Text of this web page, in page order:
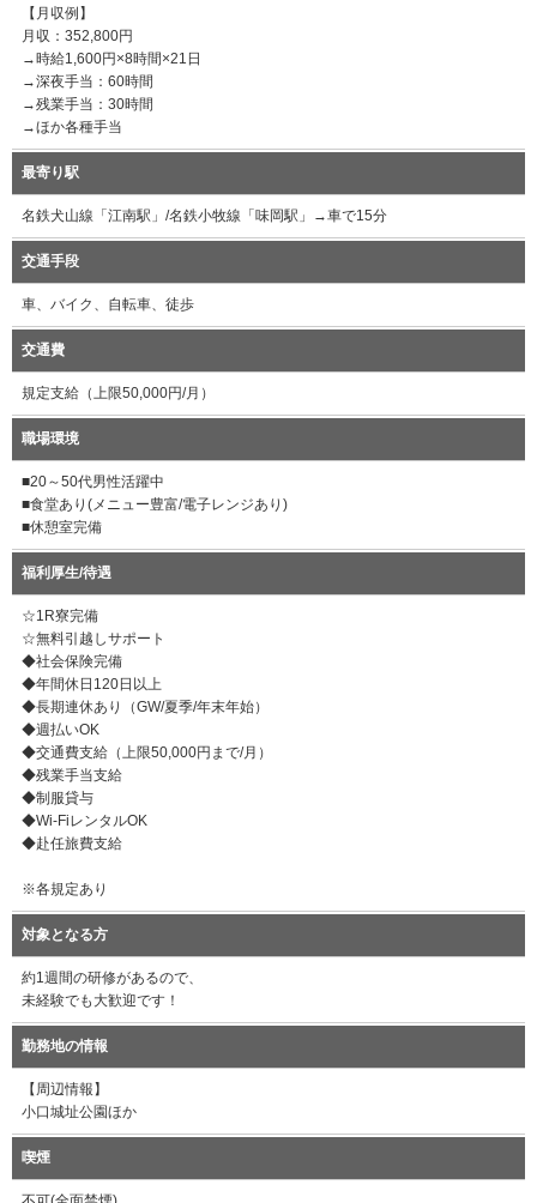
【月収例】
月収：352,800円
→時給1,600円×8時間×21日
→深夜手当：60時間
→残業手当：30時間
→ほか各種手当
最寄り駅
名鉄犬山線「江南駅」/名鉄小牧線「味岡駅」→車で15分
交通手段
車、バイク、自転車、徒歩
交通費
規定支給（上限50,000円/月）
職場環境
■20～50代男性活躍中
■食堂あり(メニュー豊富/電子レンジあり)
■休憩室完備
福利厚生/待遇
☆1R寮完備
☆無料引越しサポート
◆社会保険完備
◆年間休日120日以上
◆長期連休あり（GW/夏季/年末年始）
◆週払いOK
◆交通費支給（上限50,000円まで/月）
◆残業手当支給
◆制服貸与
◆Wi-FiレンタルOK
◆赴任旅費支給
※各規定あり
対象となる方
約1週間の研修があるので、
未経験でも大歓迎です！
勤務地の情報
【周辺情報】
小口城址公園ほか
喫煙